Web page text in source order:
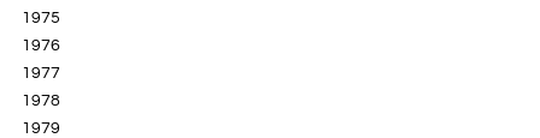
1975
1976
1977
1978
1979